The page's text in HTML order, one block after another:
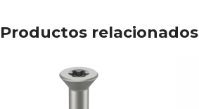
Productos relacionados